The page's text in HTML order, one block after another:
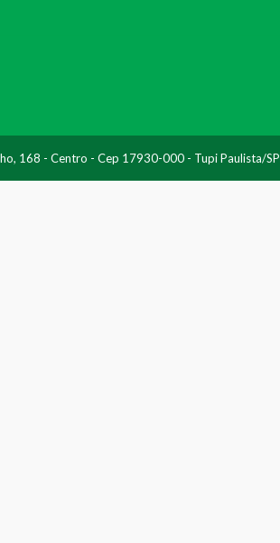
168 - Centro - Cep 17930-000 - Tupi Paulista/SP